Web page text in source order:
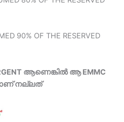
90% OF THE RESERVED
ആണെങ്കിൽ ആ EMMC
നല്ലത്